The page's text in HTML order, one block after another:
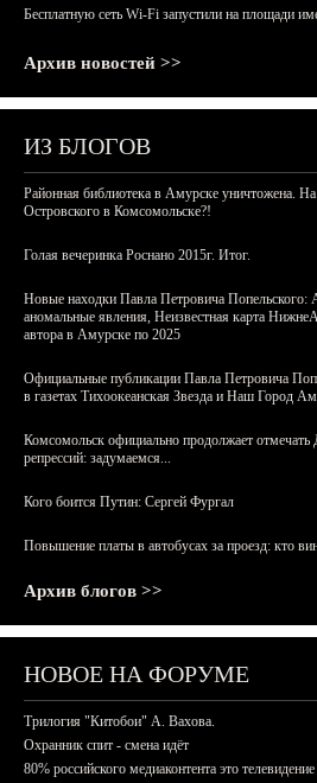
Бесплатную сеть Wi-Fi запустили на площади
Архив новостей >>
ИЗ БЛОГОВ
Районная библиотека в Амурске уничтожена. На
Островского в Комсомольске?!
Голая вечеринка Роснано 2015г. Итог.
Новые находки Павла Петровича Попельского:
аномальные явления, Неизвестная карта
автора в Амурске по 2025
Официальные публикации Павла Петровича
в газетах Тихоокеанская Звезда и Наш Город
Комсомольск официально продолжает отмечать
репрессий: задумаемся...
Кого боится Путин: Сергей Фургал
Повышение платы в автобусах за проезд: кто
Архив блогов >>
НОВОЕ НА ФОРУМЕ
Трилогия "Китобои" А. Вахова.
Охранник спит - смена идёт
80% российского медиаконтента это